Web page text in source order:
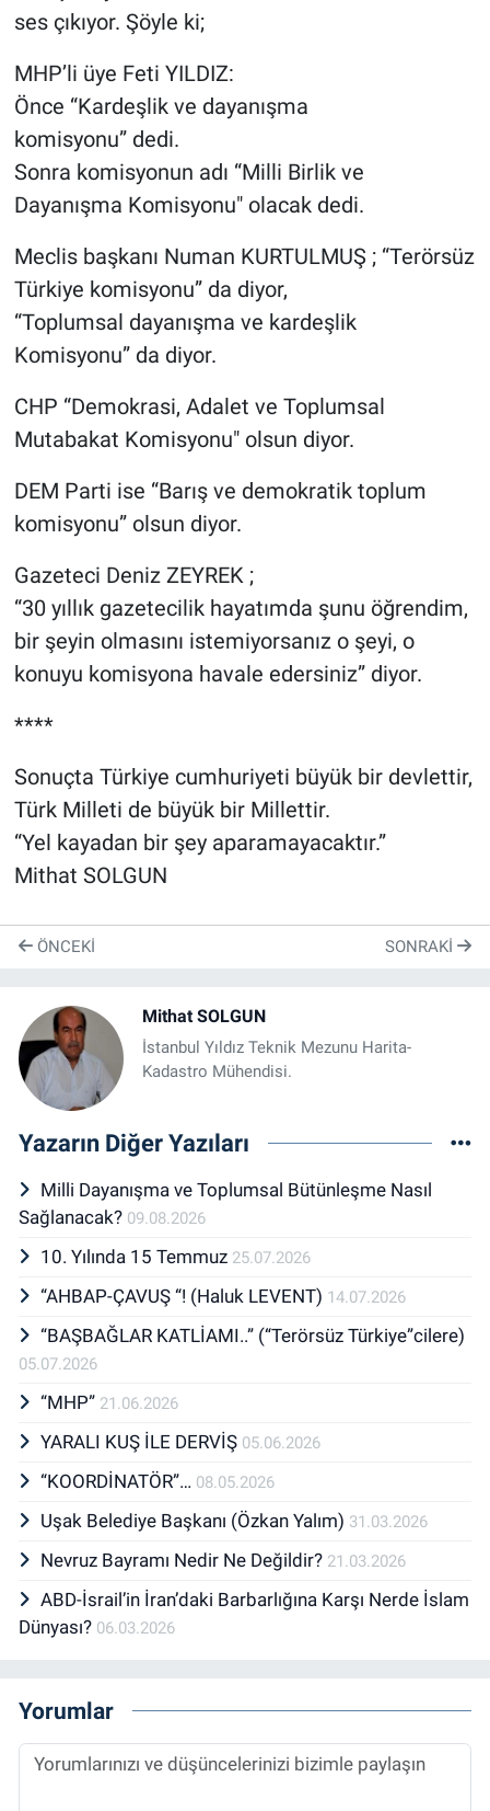
ses çıkıyor. Şöyle ki;
MHP’li üye Feti YILDIZ:
Önce “Kardeşlik ve dayanışma
komisyonu” dedi.
Sonra komisyonun adı “Milli Birlik ve
Dayanışma Komisyonu" olacak dedi.
Meclis başkanı Numan KURTULMUŞ ; “Terörsüz
Türkiye komisyonu” da diyor,
“Toplumsal dayanışma ve kardeşlik
Komisyonu” da diyor.
CHP “Demokrasi, Adalet ve Toplumsal
Mutabakat Komisyonu" olsun diyor.
DEM Parti ise “Barış ve demokratik toplum
komisyonu” olsun diyor.
Gazeteci Deniz ZEYREK ;
“30 yıllık gazetecilik hayatımda şunu öğrendim,
bir şeyin olmasını istemiyorsanız o şeyi, o
konuyu komisyona havale edersiniz” diyor.
****
Sonuçta Türkiye cumhuriyeti büyük bir devlettir,
Türk Milleti de büyük bir Millettir.
“Yel kayadan bir şey aparamayacaktır.”
Mithat SOLGUN
ÖNCEKI SONRAKI
Mithat SOLGUN
İstanbul Yıldız Teknik Mezunu Harita-
Kadastro Mühendisi.
Yazarın Diğer Yazıları
Milli Dayanışma ve Toplumsal Bütünleşme Nasıl
Sağlanacak? 09.08.2026
10. Yılında 15 Temmuz 25.07.2026
“AHBAP-ÇAVUŞ “! (Haluk LEVENT) 14.07.2026
“BAŞBAĞLAR KATLİAMI..” (“Terörsüz Türkiye”cilere)
05.07.2026
“MHP” 21.06.2026
YARALI KUŞ İLE DERVİŞ 05.06.2026
“KOORDİNATÖR”… 08.05.2026
Uşak Belediye Başkanı (Özkan Yalım) 31.03.2026
Nevruz Bayramı Nedir Ne Değildir? 21.03.2026
ABD-İsrail’in İran’daki Barbarlığına Karşı Nerde İslam
Dünyası? 06.03.2026
Yorumlar